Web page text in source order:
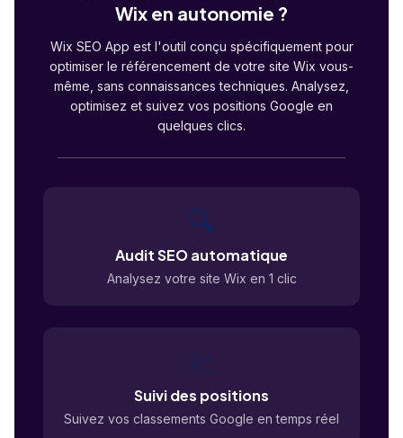
Wix en autonomie ?
Wix SEO App est l'outil conçu spécifiquement pour
optimiser le référencement de votre site Wix vous-
même, sans connaissances techniques. Analysez,
optimisez et suivez vos positions Google en
quelques clics.
🔍
Audit SEO automatique
Analysez votre site Wix en 1 clic
📈
Suivi des positions
Suivez vos classements Google en temps réel